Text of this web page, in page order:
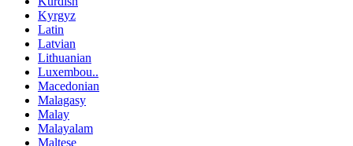
Kyrgyz
Latin
Latvian
Lithuanian
Luxembou..
Macedonian
Malagasy
Malay
Malayalam
Maltese